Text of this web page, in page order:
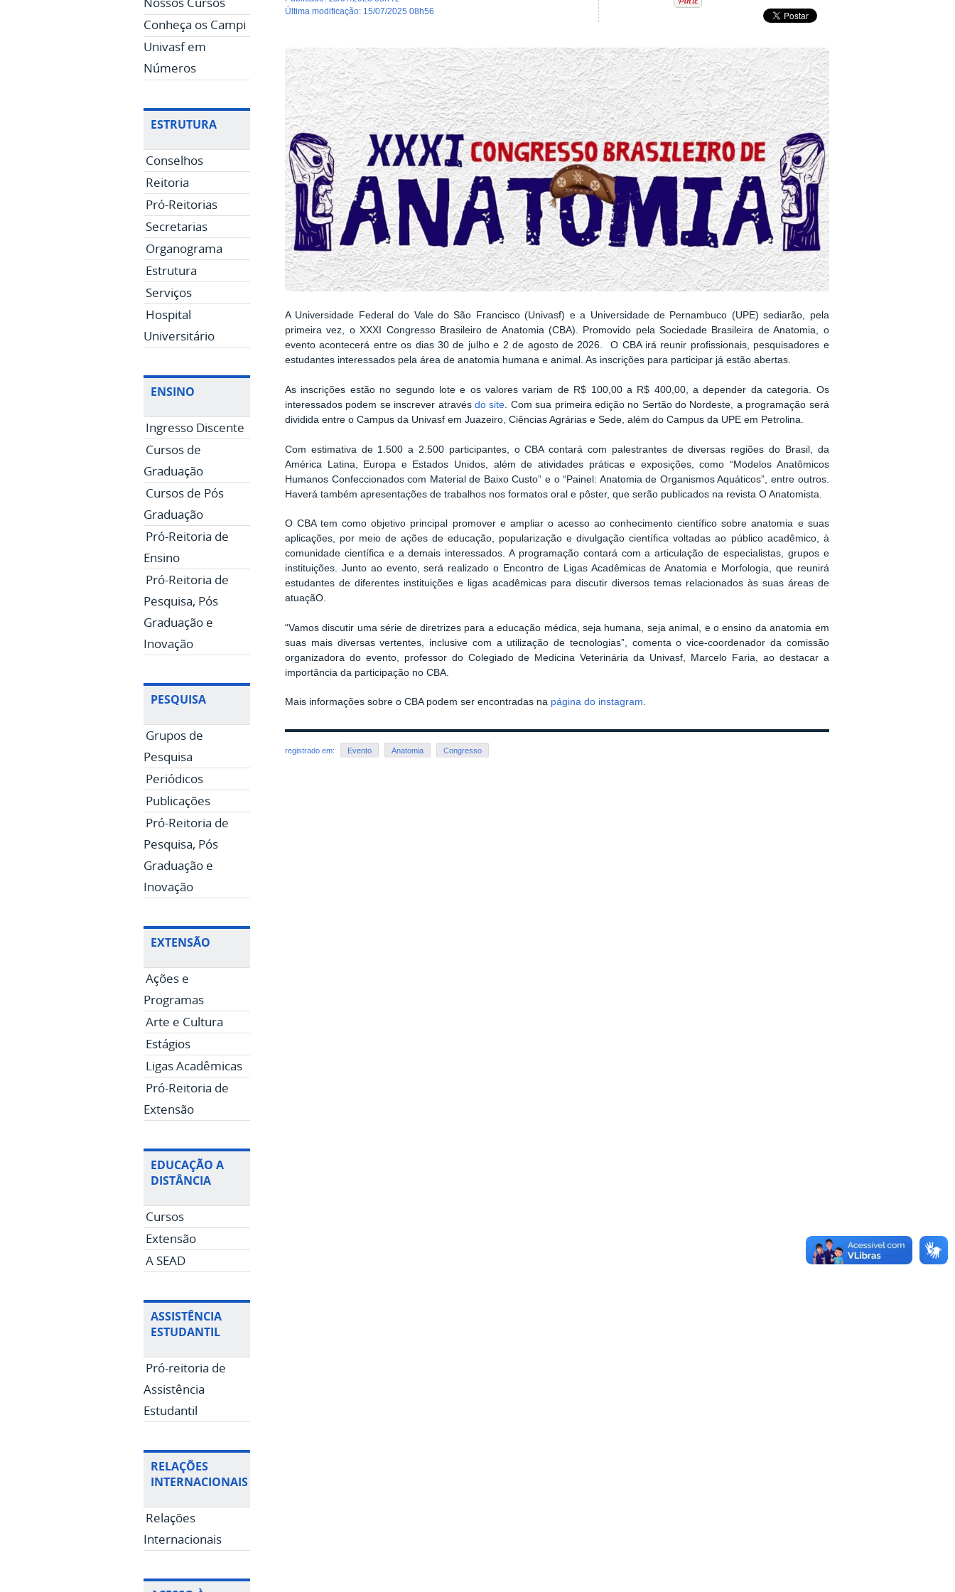
Conheça os Campi
Univasf em
Números
ESTRUTURA
Conselhos
Reitoria
Pró-Reitorias
Secretarias
Organograma
Estrutura
Serviços
Hospital
Universitário
ENSINO
Ingresso Discente
Cursos de
Graduação
Cursos de Pós
Graduação
Pró-Reitoria de
Ensino
Pró-Reitoria de
Pesquisa, Pós
Graduação e
Inovação
PESQUISA
Grupos de
Pesquisa
Periódicos
Publicações
Pró-Reitoria de
Pesquisa, Pós
Graduação e
Inovação
EXTENSÃO
Ações e
Programas
Arte e Cultura
Estágios
Ligas Acadêmicas
Pró-Reitoria de
Extensão
EDUCAÇÃO A
DISTÂNCIA
Cursos
Extensão
A SEAD
ASSISTÊNCIA
ESTUDANTIL
Pró-reitoria de
Assistência
Estudantil
RELAÇÕES
INTERNACIONAIS
Relações
Internacionais
última modificação: 15/07/2025 08h56
A Universidade Federal do Vale do São Francisco (Univasf) e a Universidade de Pernambuco (UPE) sediarão, pela
primeira vez, o XXXI Congresso Brasileiro de Anatomia (CBA). Promovido pela Sociedade Brasileira de Anatomia, o
evento acontecerá entre os dias 30 de julho e 2 de agosto de 2026. O CBA irá reunir profissionais, pesquisadores e
estudantes interessados pela área de anatomia humana e animal. As inscrições para participar já estão abertas.
As inscrições estão no segundo lote e os valores variam de R$ 100,00 a R$ 400,00, a depender da categoria. Os
interessados podem se inscrever através do site. Com sua primeira edição no Sertão do Nordeste, a programação será
dividida entre o Campus da Univasf em Juazeiro, Ciências Agrárias e Sede, além do Campus da UPE em Petrolina.
Com estimativa de 1.500 a 2.500 participantes, o CBA contará com palestrantes de diversas regiões do Brasil, da
América Latina, Europa e Estados Unidos, além de atividades práticas e exposições, como “Modelos Anatômicos
Humanos Confeccionados com Material de Baixo Custo” e o “Painel: Anatomia de Organismos Aquáticos”, entre outros.
Haverá também apresentações de trabalhos nos formatos oral e pôster, que serão publicados na revista O Anatomista.
O CBA tem como objetivo principal promover e ampliar o acesso ao conhecimento científico sobre anatomia e suas
aplicações, por meio de ações de educação, popularização e divulgação científica voltadas ao público acadêmico, à
comunidade científica e a demais interessados. A programação contará com a articulação de especialistas, grupos e
instituições. Junto ao evento, será realizado o Encontro de Ligas Acadêmicas de Anatomia e Morfologia, que reunirá
estudantes de diferentes instituições e ligas acadêmicas para discutir diversos temas relacionados às suas áreas de
atuaçãO.
“Vamos discutir uma série de diretrizes para a educação médica, seja humana, seja animal, e o ensino da anatomia em
suas mais diversas vertentes, inclusive com a utilização de tecnologias”, comenta o vice-coordenador da comissão
organizadora do evento, professor do Colegiado de Medicina Veterinária da Univasf, Marcelo Faria, ao destacar a
importância da participação no CBA.
Mais informações sobre o CBA podem ser encontradas na página do instagram.
registrado em: Evento Anatomia Congresso